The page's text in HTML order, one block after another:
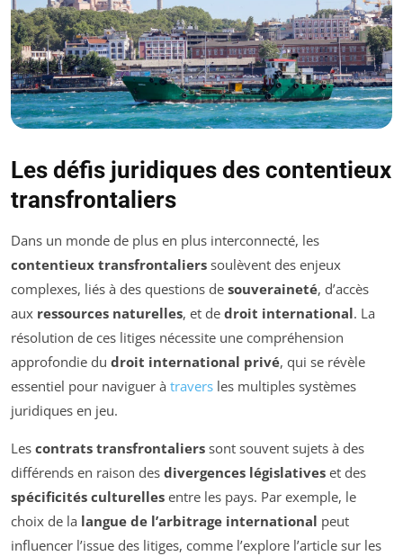
Les défis juridiques des contentieux
transfrontaliers
Dans un monde de plus en plus interconnecté, les
contentieux transfrontaliers soulèvent des enjeux
complexes, liés à des questions de souveraineté, d’accès
aux ressources naturelles, et de droit international. La
résolution de ces litiges nécessite une compréhension
approfondie du droit international privé, qui se révèle
essentiel pour naviguer à travers les multiples systèmes
juridiques en jeu.
Les contrats transfrontaliers sont souvent sujets à des
différends en raison des divergences législatives et des
spécificités culturelles entre les pays. Par exemple, le
choix de la langue de l’arbitrage international peut
influencer l’issue des litiges, comme l’explore l’article sur les